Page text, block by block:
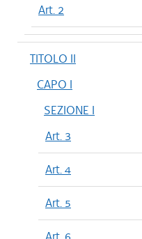
Art. 2
TITOLO II
CAPO I
SEZIONE I
Art. 3
Art. 4
Art. 5